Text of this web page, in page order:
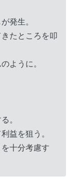
発生。
たところを叩
ように。
。
益を狙う。
十分考慮す